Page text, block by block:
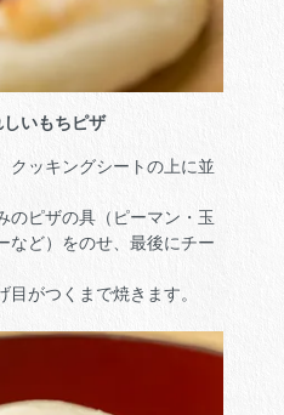
いもちピザ
クッキングシートの上に並
のピザの具（ピーマン・玉
など）をのせ、最後にチー
目がつくまで焼きます。